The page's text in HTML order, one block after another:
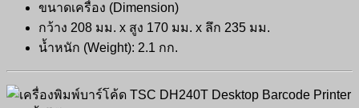
ขนาดเครื่อง (Dimension)
กว้าง 208 มม. x สูง 170 มม. x ลึก 235 มม.
น้ำหนัก (Weight): 2.1 กก.